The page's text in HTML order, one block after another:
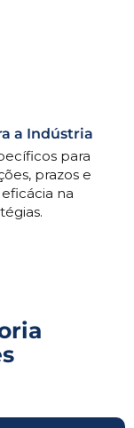
a Indústria
para
prazos e
na